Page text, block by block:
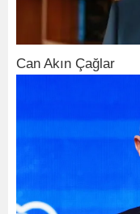
Can Akın Çağlar